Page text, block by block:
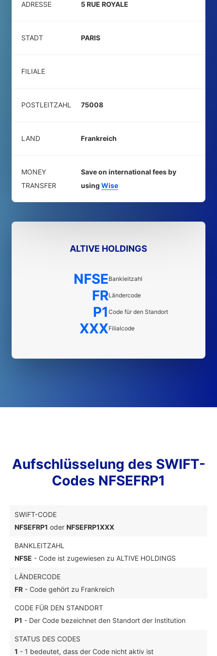
ADRESSE 5 RUE ROYALE
STADT PARIS
FILIALE
POSTLEITZAHL 75008
LAND Frankreich
MONEY
TRANSFER
Save on international fees by
using Wise
ALTIVE HOLDINGS
NFSEBankleitzahl
FRLändercode
P1 Code für den Standort
XXXFilialcode
Aufschlüsselung des SWIFT-
Codes NFSEFRP1
SWIFT-CODE
NFSEFRP1 oder NFSEFRP1XXX
BANKLEITZAHL
NFSE - Code ist zugewiesen zu ALTIVE HOLDINGS
LÄNDERCODE
FR - Code gehört zu Frankreich
CODE FÜR DEN STANDORT
P1 - Der Code bezeichnet den Standort der Institution
STATUS DES CODES
1 - 1 bedeutet, dass der Code nicht aktiv ist